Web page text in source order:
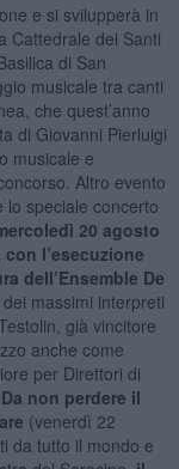
e si svilupperà in
Cattedrale dei Santi
di San
musicale tra canti
che quest’anno
di Giovanni Pierluigi
musicale e
Altro evento
speciale concerto
20 agosto
l’esecuzione
dell’Ensemble De
massimi interpreti
già vincitore
anche come
per Direttori di
Da non perdere il
(venerdì 22
da tutto il mondo e